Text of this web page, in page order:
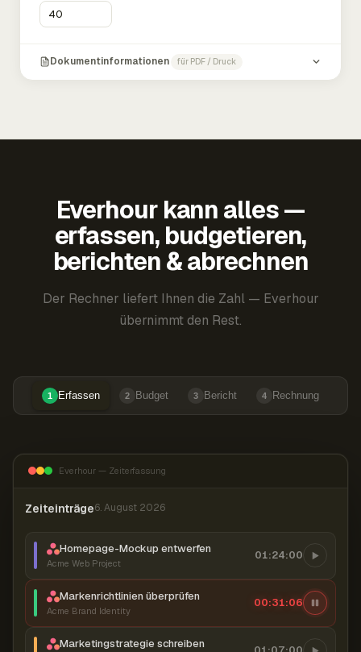
Dokumentinformationen für PDF / Druck
Everhour kann alles —
erfassen, budgetieren,
berichten & abrechnen
Der Rechner liefert Ihnen die Zahl — Everhour
übernimmt den Rest.
1 Erfassen 2 Budget 3 Bericht 4 Rechnung
Everhour — Zeiterfassung
Zeiteinträge6. August 2026
Homepage-Mockup entwerfen
Acme Web Project
01:24:00
Markenrichtlinien überprüfen
Acme Brand Identity
00:31:07
Marketingstrategie schreiben